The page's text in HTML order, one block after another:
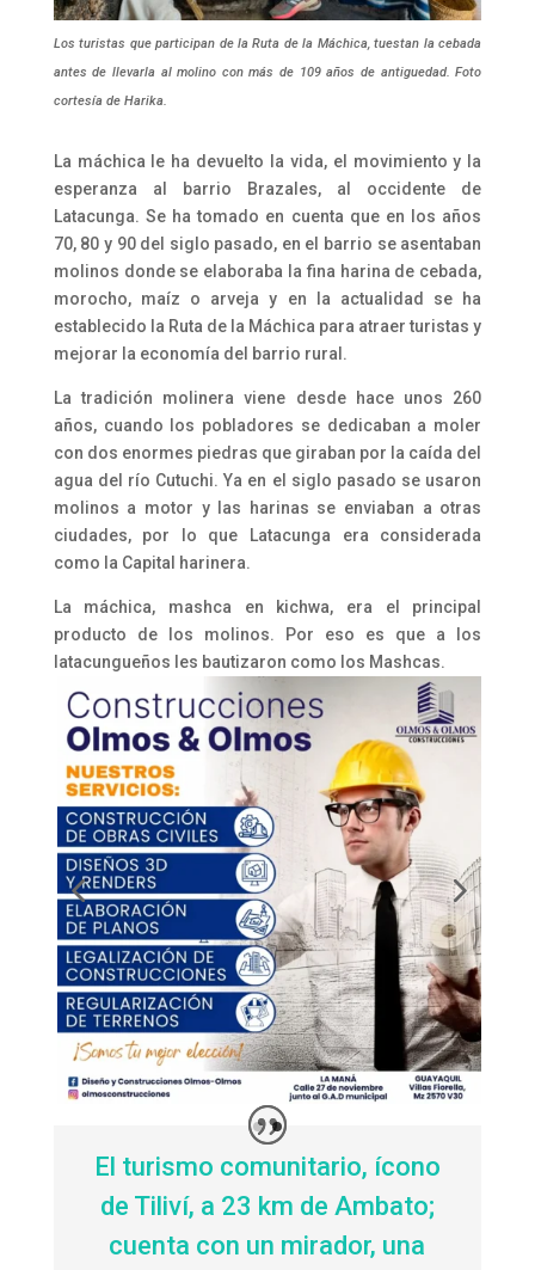
Los turistas que participan de la Ruta de la Máchica, tuestan la cebada
antes de llevarla al molino con más de 109 años de antiguedad. Foto
cortesía de Harika.
La máchica le ha devuelto la vida, el movimiento y la
esperanza al barrio Brazales, al occidente de
Latacunga. Se ha tomado en cuenta que en los años
70, 80 y 90 del siglo pasado, en el barrio se asentaban
molinos donde se elaboraba la fina harina de cebada,
morocho, maíz o arveja y en la actualidad se ha
establecido la Ruta de la Máchica para atraer turistas y
mejorar la economía del barrio rural.
La tradición molinera viene desde hace unos 260
años, cuando los pobladores se dedicaban a moler
con dos enormes piedras que giraban por la caída del
agua del río Cutuchi. Ya en el siglo pasado se usaron
molinos a motor y las harinas se enviaban a otras
ciudades, por lo que Latacunga era considerada
como la Capital harinera.
La máchica, mashca en kichwa, era el principal
producto de los molinos. Por eso es que a los
latacungueños les bautizaron como los Mashcas.
El turismo comunitario, ícono
de Tiliví, a 23 km de Ambato;
cuenta con un mirador, una